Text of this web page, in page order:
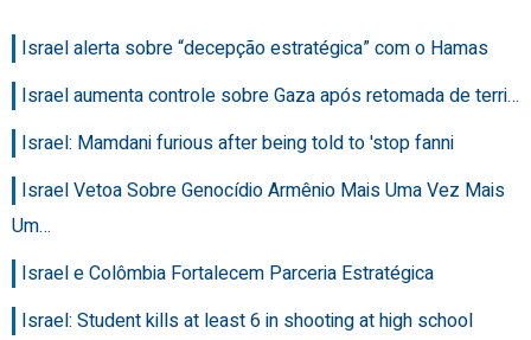
Israel alerta sobre “decepção estratégica” com o Hamas
Israel aumenta controle sobre Gaza após retomada de terri…
Israel: Mamdani furious after being told to 'stop fanni
Israel Vetoa Sobre Genocídio Armênio Mais Uma Vez Mais
Um…
Israel e Colômbia Fortalecem Parceria Estratégica
Israel: Student kills at least 6 in shooting at high school